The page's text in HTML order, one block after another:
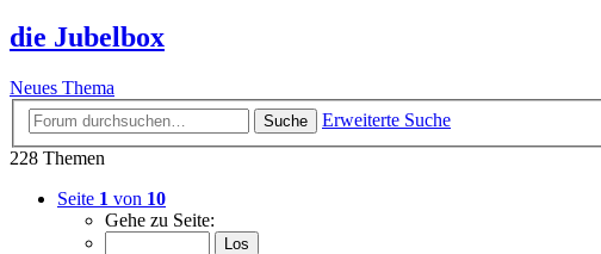
die Jubelbox
Neues Thema
Suche
Erweiterte Suche
228 Themen
Seite 1 von 10
Gehe zu Seite: